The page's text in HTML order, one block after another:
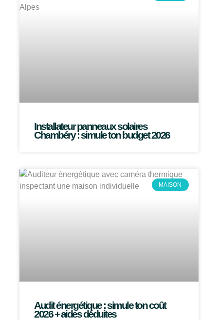
Installateur panneaux solaires
Chambéry : simule ton budget 2026
MAISON
Audit énergétique : simule ton coût
2026 + aides déduites